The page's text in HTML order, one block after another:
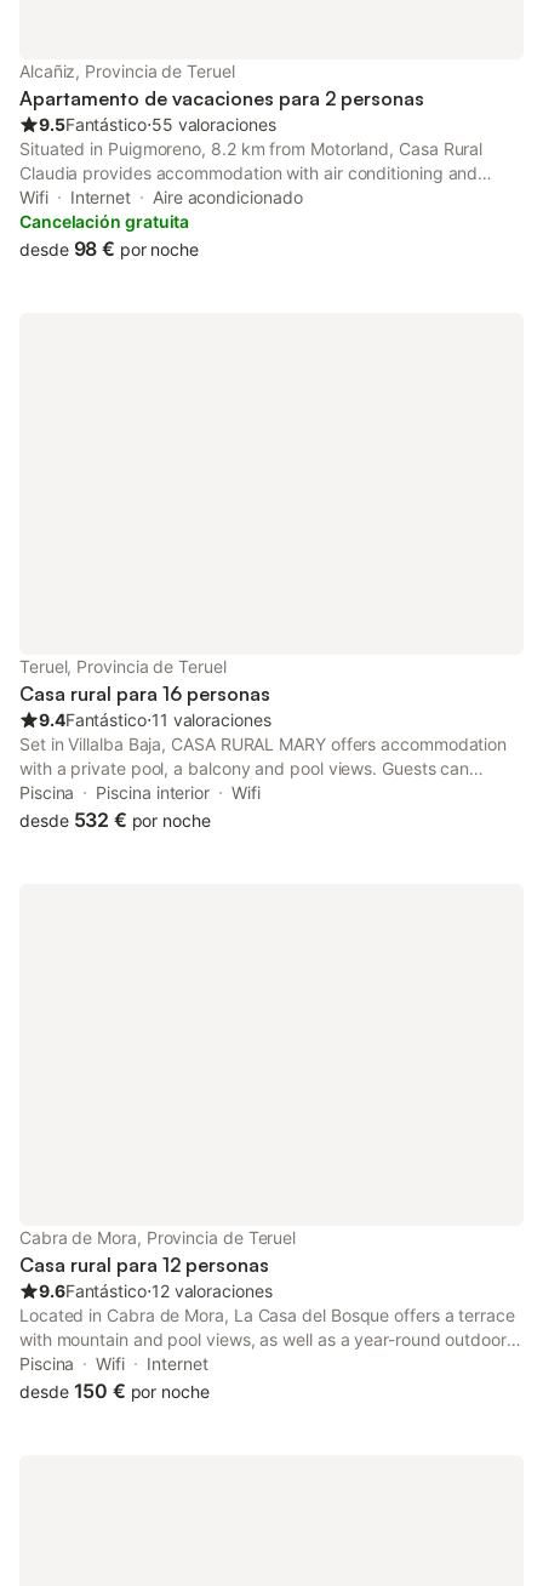
Alcañiz, Provincia de Teruel
Apartamento de vacaciones para 2 personas
9.5Fantástico⋅55 valoraciones
Situated in Puigmoreno, 8.2 km from Motorland, Casa Rural
Claudia provides accommodation with air conditioning and
access to a garden. The apartment also features free WiFi, free
private parking and facilities for disabled guests.
Wifi Internet
Aire acondicionado
Cancelación gratuita
desde 98 € por noche
Teruel, Provincia de Teruel
Casa rural para 16 personas
9.4Fantástico⋅11 valoraciones
Set in Villalba Baja, CASA RURAL MARY offers accommodation
with a private pool, a balcony and pool views. Guests can
benefit from a patio and an outdoor fireplace.
Piscina Piscina interior
Wifi
desde 532 € por noche
Cabra de Mora, Provincia de Teruel
Casa rural para 12 personas
9.6Fantástico⋅12 valoraciones
Located in Cabra de Mora, La Casa del Bosque offers a terrace
with mountain and pool views, as well as a year-round outdoor
pool, spa facilities and open-air bath. Both free WiFi and parking
on-site are available at the chalet free of charge.
Piscina Wifi
Internet
desde 150 € por noche